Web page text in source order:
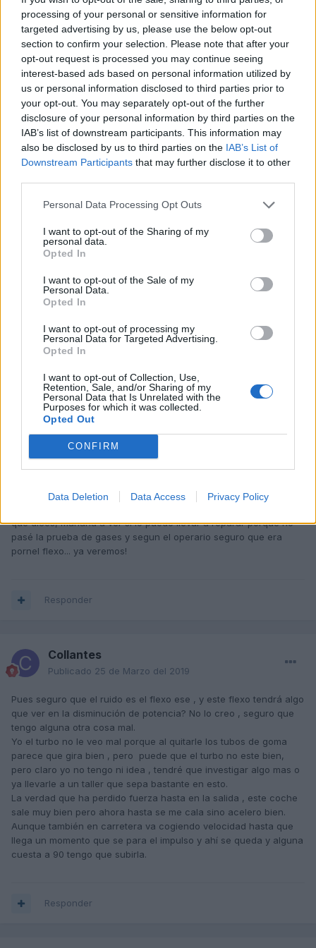
processing of your personal or sensitive information for
targeted advertising by us, please use the below opt-out
section to confirm your selection. Please note that after your
opt-out request is processed you may continue seeing
interest-based ads based on personal information utilized by
us or personal information disclosed to third parties prior to
your opt-out. You may separately opt-out of the further
disclosure of your personal information by third parties on the
IAB’s list of downstream participants. This information may
also be disclosed by us to third parties on the IAB’s List of
Downstream Participants that may further disclose it to other
Personal Data Processing Opt Outs
I want to opt-out of the Sharing of my
personal data.
Opted In
I want to opt-out of the Sale of my
Personal Data.
Opted In
I want to opt-out of processing my
Personal Data for Targeted Advertising.
Opted In
I want to opt-out of Collection, Use,
Retention, Sale, and/or Sharing of my
Personal Data that Is Unrelated with the
Purposes for which it was collected.
Opted Out
CONFIRM
Data Deletion Data Access Privacy Policy
Publicado25 de Marzo del 2019
En 23/3/2019 a las 22:25,Collantesdijo:
Resulta que tenia un cable de la n75 cortado pero resulta
que lo he arreglado y el coche sigue igual.
Y otra cosa llamativa es que el coche hace mas ruido y
anda menos hasta en 1500 rev. porque se me ha calado
varias veces cuando eso no sucede.
Yo no se por donde mirarle ya.
Lo que si tiene mal es el tubo flexible que va despues del
turbo hacia el escape, tiene alambres cruzados y esta muy
desilachado.
Expand
cambiar, a Vix le ha pasado igual, tenia mas ruido fue a pasar la
ITV y le han tirado para atras por eso y por dar mal los gases que
le dijeron que posiblemente era por culpa del flexo al sacar antes
de tiempo el humo por que le dió mas bajo o algo asi, aunque en
este caso hablamos de un gasolina pero igual puede repercutir
de la misma manera y hace variar la lectura de la lambda y como
alguna anomalia...
Responder
que dices, mañana a ver si lo puedo llevar a reparar porque no
pasé la prueba de gases y segun el operario seguro que era
pornel flexo... ya veremos!
Responder
Collantes
Publicado 25 de Marzo del 2019
Pues seguro que el ruido es el flexo ese , y este flexo tendrá algo
que ver en la disminución de potencia? No lo creo , seguro que
tengo alguna otra cosa mal.
Yo el turbo no le veo mal porque al quitarle los tubos de goma
parece que gira bien , pero puede que el turbo no este bien,
pero claro yo no tengo ni idea , tendré que investigar algo mas o
ya llevarle a un taller que sepa bastante en esto.
La verdad que ha perdido fuerza hasta en la salida , este coche
sale muy bien pero ahora hasta se me cala sino acelero bien.
Aunque también en carretera va cogiendo velocidad hasta que
llega un momento que se para el impulso y ahí se queda y alguna
cuesta a 90 tengo que subirla.
Responder